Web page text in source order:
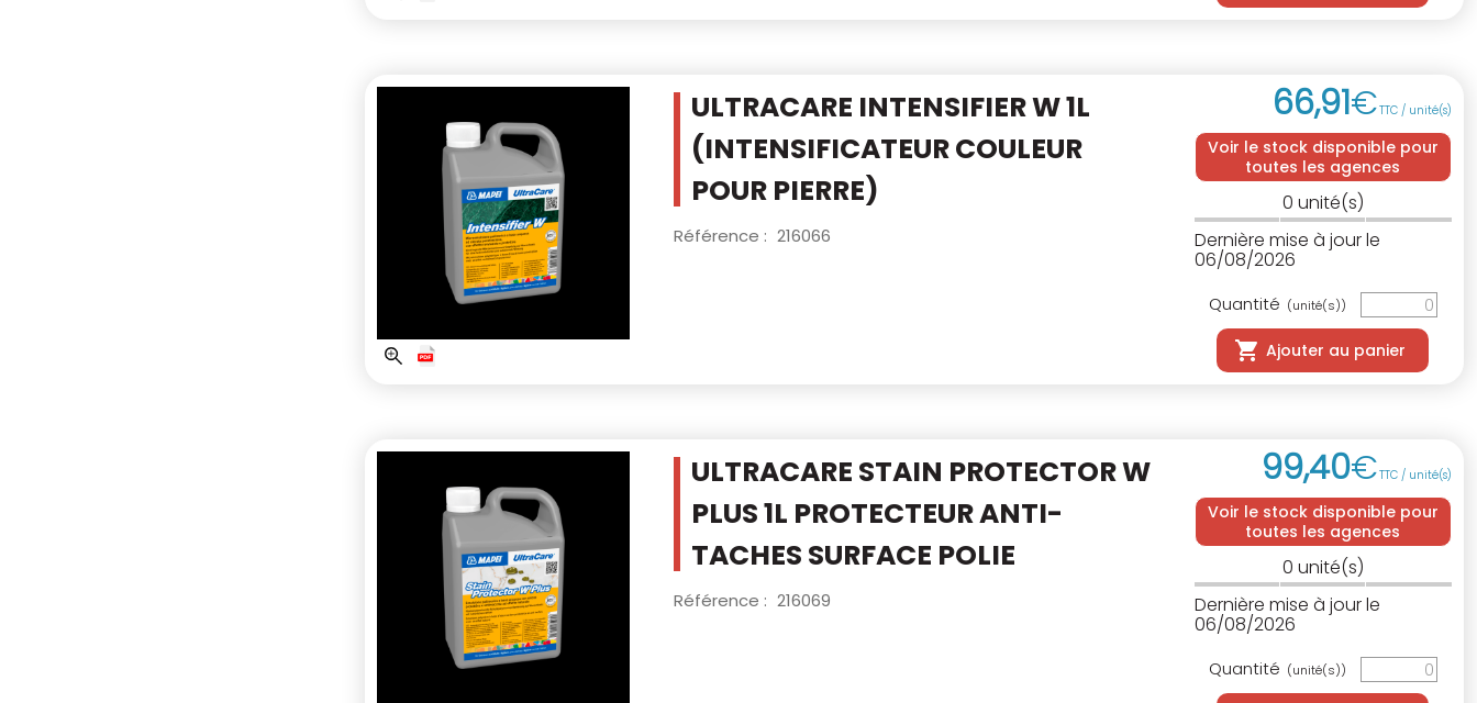
ULTRACARE INTENSIFIER W 1L
(INTENSIFICATEUR COULEUR
POUR PIERRE)
Référence : 216066
66,91€TTC / unité(s)
Voir le stock disponible pour
toutes les agences
0 unité(s)
Dernière mise à jour le
06/08/2026
Quantité (unité(s))
Ajouter au panier
ULTRACARE STAIN PROTECTOR W
PLUS 1L PROTECTEUR ANTI-
TACHES SURFACE POLIE
Référence : 216069
99,40€TTC / unité(s)
Voir le stock disponible pour
toutes les agences
0 unité(s)
Dernière mise à jour le
06/08/2026
Quantité (unité(s))